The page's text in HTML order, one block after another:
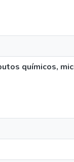
químicos,